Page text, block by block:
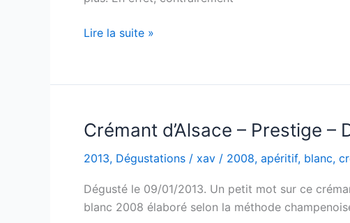
Porto
Cruz
1989
Lire la suite »
Crémant d’Alsace – Prestige –
2013, Dégustations / xav / 2008, apéritif, blanc,
Dégusté le 09/01/2013. Un petit mot sur ce
blanc 2008 élaboré selon la méthode